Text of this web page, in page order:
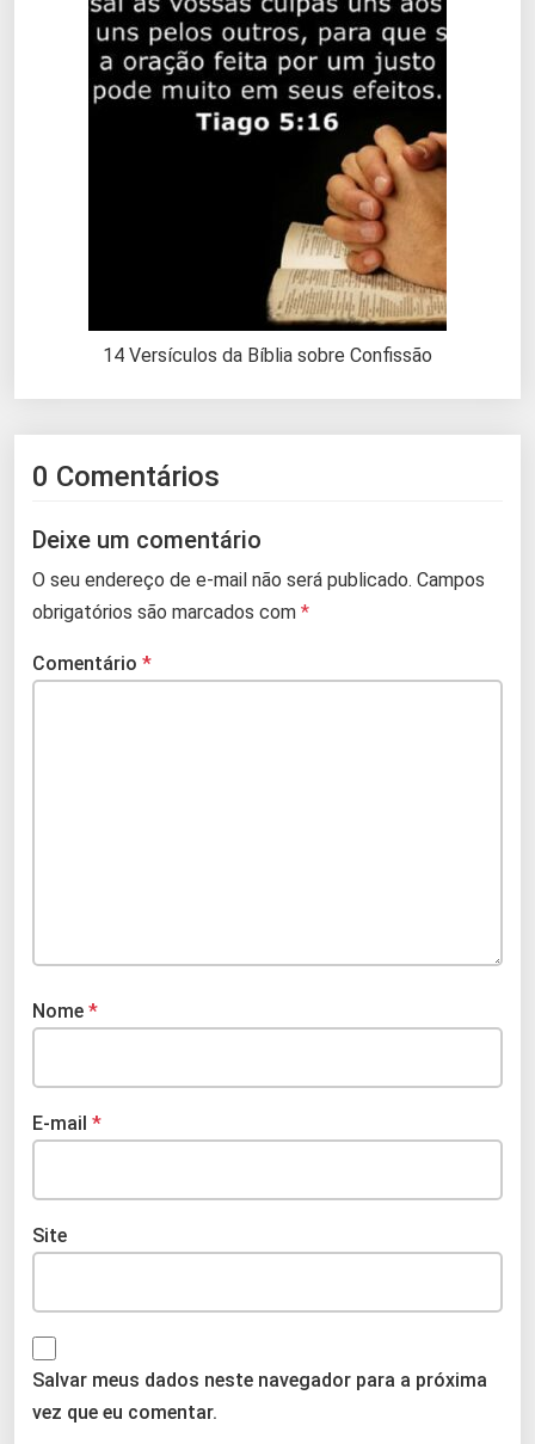
14 Versículos da Bíblia sobre Confissão
0 Comentários
Deixe um comentário
O seu endereço de e-mail não será publicado. Campos
obrigatórios são marcados com *
Comentário *
Nome *
E-mail *
Site
Salvar meus dados neste navegador para a próxima
vez que eu comentar.